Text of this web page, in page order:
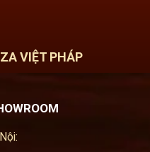
VIỆT PHÁP